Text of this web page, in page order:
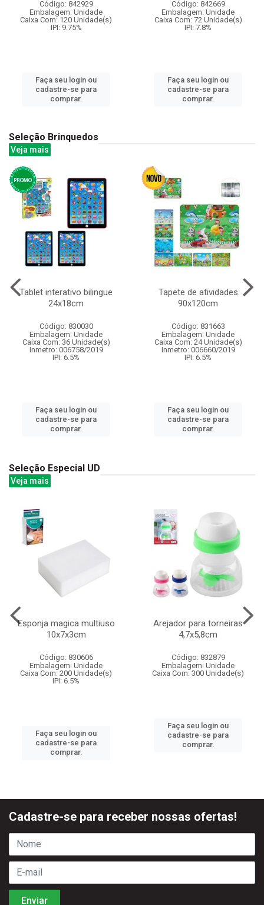
Código: 842929
Embalagem: Unidade
Caixa Com: 120 Unidade(s)
IPI: 9.75%
Faça seu login ou
cadastre-se para
comprar.
Código: 842669
Embalagem: Unidade
Caixa Com: 72 Unidade(s)
IPI: 7.8%
Faça seu login ou
cadastre-se para
comprar.
Seleção Brinquedos
Veja mais
Tablet interativo bilingue
24x18cm
Código: 830030
Embalagem: Unidade
Caixa Com: 36 Unidade(s)
Inmetro: 006758/2019
IPI: 6.5%
Faça seu login ou
cadastre-se para
comprar.
Tapete de atividades
90x120cm
Código: 831663
Embalagem: Unidade
Caixa Com: 24 Unidade(s)
Inmetro: 006660/2019
IPI: 6.5%
Faça seu login ou
cadastre-se para
comprar.
Seleção Especial UD
Veja mais
Esponja magica multiuso
10x7x3cm
Código: 830606
Embalagem: Unidade
Caixa Com: 200 Unidade(s)
IPI: 6.5%
Faça seu login ou
cadastre-se para
comprar.
Arejador para torneiras
4,7x5,8cm
Código: 832879
Embalagem: Unidade
Caixa Com: 300 Unidade(s)
Faça seu login ou
cadastre-se para
comprar.
Cadastre-se para receber nossas ofertas!